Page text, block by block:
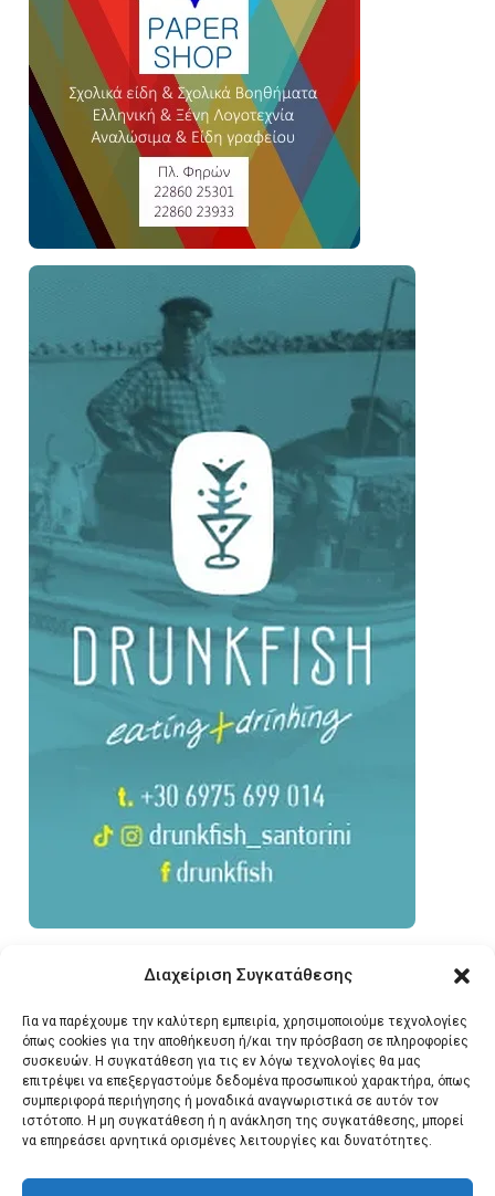
Διαχείριση Συγκατάθεσης
Για να παρέχουμε την καλύτερη εμπειρία, χρησιμοποιούμε τεχνολογίες
όπως cookies για την αποθήκευση ή/και την πρόσβαση σε πληροφορίες
συσκευών. Η συγκατάθεση για τις εν λόγω τεχνολογίες θα μας
επιτρέψει να επεξεργαστούμε δεδομένα προσωπικού χαρακτήρα, όπως
συμπεριφορά περιήγησης ή μοναδικά αναγνωριστικά σε αυτόν τον
ιστότοπο. Η μη συγκατάθεση ή η ανάκληση της συγκατάθεσης, μπορεί
να επηρεάσει αρνητικά ορισμένες λειτουργίες και δυνατότητες.